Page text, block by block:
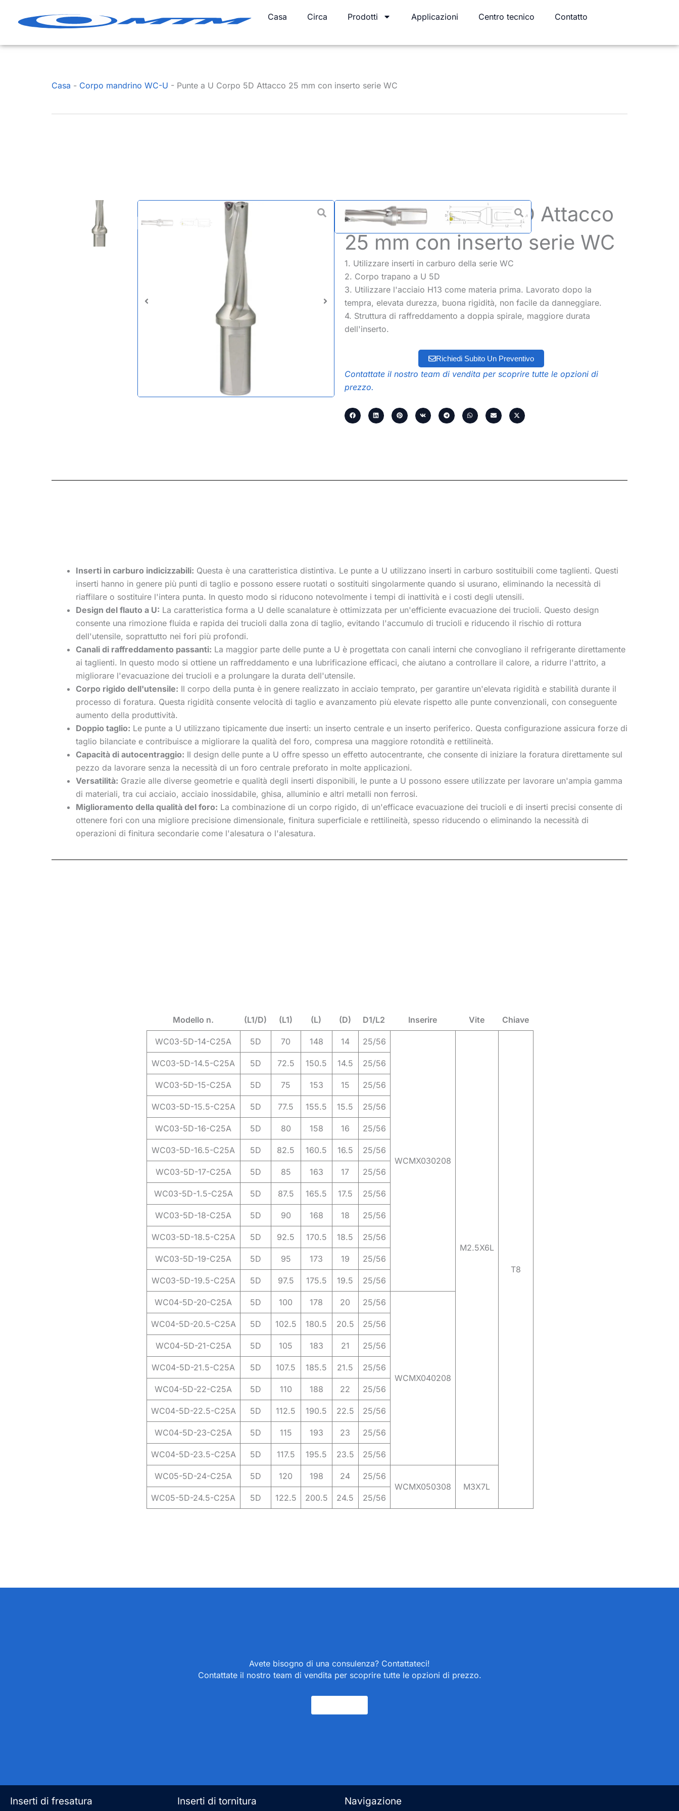
Casa Circa Prodotti Applicazioni Centro tecnico Contatto
Casa - Corpo mandrino WC-U - Punte a U Corpo 5D Attacco 25 mm con inserto serie WC
Punte a U Corpo 5D Attacco
25 mm con inserto serie WC
1. Utilizzare inserti in carburo della serie WC
2. Corpo trapano a U 5D
3. Utilizzare l'acciaio H13 come materia prima. Lavorato dopo la
tempra, elevata durezza, buona rigidità, non facile da danneggiare.
4. Struttura di raffreddamento a doppia spirale, maggiore durata
dell'inserto.
Richiedi Subito Un Preventivo
Contattate il nostro team di vendita per scoprire tutte le opzioni di
prezzo.
Inserti in carburo indicizzabili: Questa è una caratteristica distintiva. Le punte a U utilizzano inserti in carburo sostituibili come taglienti. Questi
inserti hanno in genere più punti di taglio e possono essere ruotati o sostituiti singolarmente quando si usurano, eliminando la necessità di
riaffilare o sostituire l'intera punta. In questo modo si riducono notevolmente i tempi di inattività e i costi degli utensili.
Design del flauto a U: La caratteristica forma a U delle scanalature è ottimizzata per un'efficiente evacuazione dei trucioli. Questo design
consente una rimozione fluida e rapida dei trucioli dalla zona di taglio, evitando l'accumulo di trucioli e riducendo il rischio di rottura
dell'utensile, soprattutto nei fori più profondi.
Canali di raffreddamento passanti: La maggior parte delle punte a U è progettata con canali interni che convogliano il refrigerante direttamente
ai taglienti. In questo modo si ottiene un raffreddamento e una lubrificazione efficaci, che aiutano a controllare il calore, a ridurre l'attrito, a
migliorare l'evacuazione dei trucioli e a prolungare la durata dell'utensile.
Corpo rigido dell'utensile: Il corpo della punta è in genere realizzato in acciaio temprato, per garantire un'elevata rigidità e stabilità durante il
processo di foratura. Questa rigidità consente velocità di taglio e avanzamento più elevate rispetto alle punte convenzionali, con conseguente
aumento della produttività.
Doppio taglio: Le punte a U utilizzano tipicamente due inserti: un inserto centrale e un inserto periferico. Questa configurazione assicura forze di
taglio bilanciate e contribuisce a migliorare la qualità del foro, compresa una maggiore rotondità e rettilineità.
Capacità di autocentraggio: Il design delle punte a U offre spesso un effetto autocentrante, che consente di iniziare la foratura direttamente sul
pezzo da lavorare senza la necessità di un foro centrale preforato in molte applicazioni.
Versatilità: Grazie alle diverse geometrie e qualità degli inserti disponibili, le punte a U possono essere utilizzate per lavorare un'ampia gamma
di materiali, tra cui acciaio, acciaio inossidabile, ghisa, alluminio e altri metalli non ferrosi.
Miglioramento della qualità del foro: La combinazione di un corpo rigido, di un'efficace evacuazione dei trucioli e di inserti precisi consente di
ottenere fori con una migliore precisione dimensionale, finitura superficiale e rettilineità, spesso riducendo o eliminando la necessità di
operazioni di finitura secondarie come l'alesatura o l'alesatura.
Modello n. (L1/D) (L1) (L) (D) D1/L2 Inserire Vite Chiave
WC03-5D-14-C25A 5D 70 148 14 25/56
WCMX030208
M2.5X6L
T8
WC03-5D-14.5-C25A 5D 72.5 150.5 14.5 25/56
WC03-5D-15-C25A 5D 75 153 15 25/56
WC03-5D-15.5-C25A 5D 77.5 155.5 15.5 25/56
WC03-5D-16-C25A 5D 80 158 16 25/56
WC03-5D-16.5-C25A 5D 82.5 160.5 16.5 25/56
WC03-5D-17-C25A 5D 85 163 17 25/56
WC03-5D-1.5-C25A 5D 87.5 165.5 17.5 25/56
WC03-5D-18-C25A 5D 90 168 18 25/56
WC03-5D-18.5-C25A 5D 92.5 170.5 18.5 25/56
WC03-5D-19-C25A 5D 95 173 19 25/56
WC03-5D-19.5-C25A 5D 97.5 175.5 19.5 25/56
WC04-5D-20-C25A 5D 100 178 20 25/56
WCMX040208
WC04-5D-20.5-C25A 5D 102.5 180.5 20.5 25/56
WC04-5D-21-C25A 5D 105 183 21 25/56
WC04-5D-21.5-C25A 5D 107.5 185.5 21.5 25/56
WC04-5D-22-C25A 5D 110 188 22 25/56
WC04-5D-22.5-C25A 5D 112.5 190.5 22.5 25/56
WC04-5D-23-C25A 5D 115 193 23 25/56
WC04-5D-23.5-C25A 5D 117.5 195.5 23.5 25/56
WC05-5D-24-C25A 5D 120 198 24
25/56
WCMX050308
M3X7L
WC05-5D-24.5-C25A
5D 122.5 200.5 24.5 25/56
Avete bisogno di una consulenza? Contattateci!
Contattate il nostro team di vendita per scoprire tutte le opzioni di prezzo.
Navigazione
Inserti di tornitura
Inserti di fresatura